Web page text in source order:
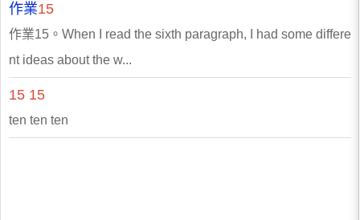
作業15
作業15。When I read the sixth paragraph, I had some differe
nt ideas about the w...
15 15
ten ten ten